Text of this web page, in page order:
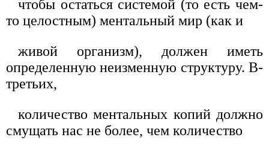
чтобы остаться системой (то есть чем-
то целостным) ментальный мир (как и
живой организм), должен иметь
определенную неизменную структуру. В-
третьих,
количество ментальных копий должно
смущать нас не более, чем количество